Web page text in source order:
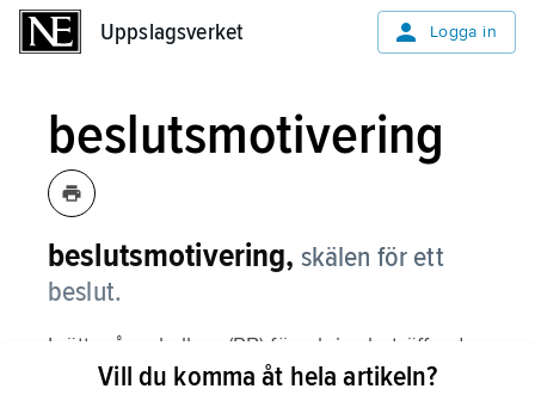
Uppslagsverket Logga in
beslutsmotivering
beslutsmotivering, skälen för ett
beslut.
I rättegångsbalken (RB) föreskrivs beträffande
domstols domar och slutliga beslut att de ska
Vill du komma åt hela artikeln?